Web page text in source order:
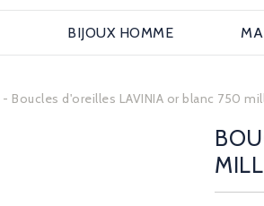
BIJOUX HOMME
Boucles d'oreilles LAVINIA or blanc 750